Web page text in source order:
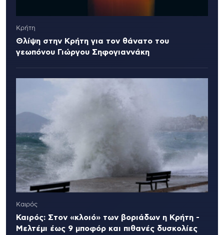
Κρήτη
Θλίψη στην Κρήτη για τον θάνατο του
γεωπόνου Γιώργου Σηφογιαννάκη
Καιρός
Καιρός: Στον «κλοιό» των βοριάδων η Κρήτη -
Μελτέμι έως 9 μποφόρ και πιθανές δυσκολίες